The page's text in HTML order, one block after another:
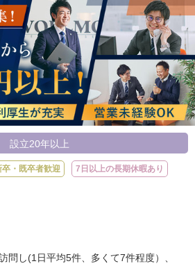
設立20年以上
卒・既卒者歓迎 7日以上の長期休暇あり
問し(1日平均5件、多くて7件程度）、